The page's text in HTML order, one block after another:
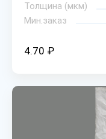
Толщина (мкм)
Мин.заказ
4.70 ₽